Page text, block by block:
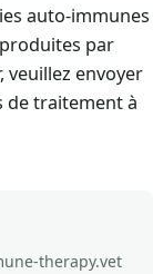
auto-immunes
par
veuillez envoyer
de traitement à
therapy.vet